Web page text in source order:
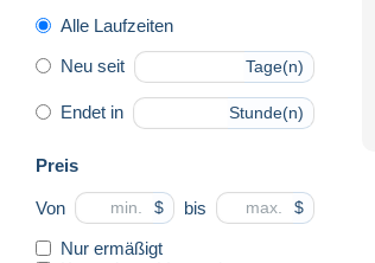
Alle Laufzeiten
Neu seit Tage(n)
Endet in Stunde(n)
Preis
Von $ bis $
Nur ermäßigt